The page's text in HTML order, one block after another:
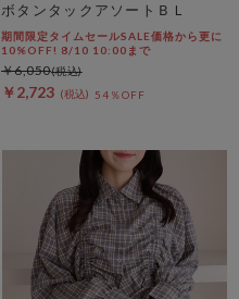
ボタンタックアソートＢＬ
期間限定タイムセールSALE価格から更に
10%OFF! 8/10 10:00まで
￥2,723 54％OFF
￥6,050